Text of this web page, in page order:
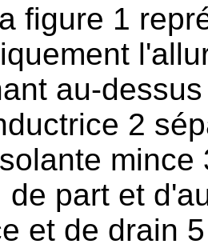
figure 1
au-
2
de part et
et de drain